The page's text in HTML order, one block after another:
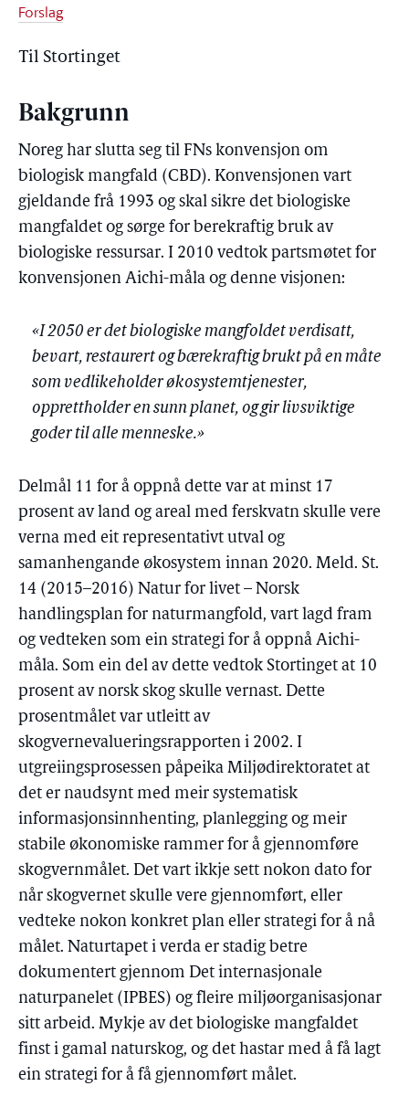
Forslag
Til Stortinget
Bakgrunn
Noreg har slutta seg til FNs konvensjon om
biologisk mangfald (CBD). Konvensjonen vart
gjeldande frå 1993 og skal sikre det biologiske
mangfaldet og sørge for berekraftig bruk av
biologiske ressursar. I 2010 vedtok partsmøtet for
konvensjonen Aichi-måla og denne visjonen:
«I 2050 er det biologiske mangfoldet verdisatt,
bevart, restaurert og bærekraftig brukt på en måte
som vedlikeholder økosystemtjenester,
opprettholder en sunn planet, og gir livsviktige
goder til alle menneske.»
Delmål 11 for å oppnå dette var at minst 17
prosent av land og areal med ferskvatn skulle vere
verna med eit representativt utval og
samanhengande økosystem innan 2020. Meld. St.
14 (2015–2016) Natur for livet – Norsk
handlingsplan for naturmangfold, vart lagd fram
og vedteken som ein strategi for å oppnå Aichi-
måla. Som ein del av dette vedtok Stortinget at 10
prosent av norsk skog skulle vernast. Dette
prosentmålet var utleitt av
skogvernevalueringsrapporten i 2002. I
utgreiingsprosessen påpeika Miljødirektoratet at
det er naudsynt med meir systematisk
informasjonsinnhenting, planlegging og meir
stabile økonomiske rammer for å gjennomføre
skogvernmålet. Det vart ikkje sett nokon dato for
når skogvernet skulle vere gjennomført, eller
vedteke nokon konkret plan eller strategi for å nå
målet. Naturtapet i verda er stadig betre
dokumentert gjennom Det internasjonale
naturpanelet (IPBES) og fleire miljøorganisasjonar
sitt arbeid. Mykje av det biologiske mangfaldet
finst i gamal naturskog, og det hastar med å få lagt
ein strategi for å få gjennomført målet.